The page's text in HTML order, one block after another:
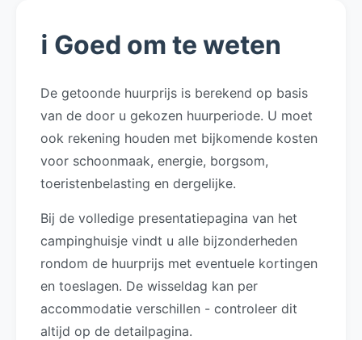
ℹ️ Goed om te weten
De getoonde huurprijs is berekend op basis
van de door u gekozen huurperiode. U moet
ook rekening houden met bijkomende kosten
voor schoonmaak, energie, borgsom,
toeristenbelasting en dergelijke.
Bij de volledige presentatiepagina van het
campinghuisje vindt u alle bijzonderheden
rondom de huurprijs met eventuele kortingen
en toeslagen. De wisseldag kan per
accommodatie verschillen - controleer dit
altijd op de detailpagina.